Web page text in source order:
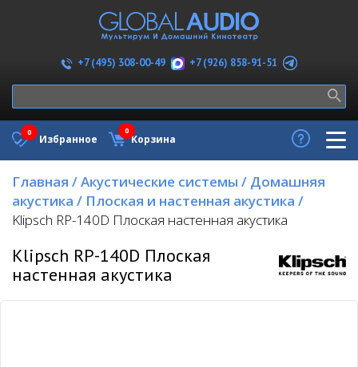
+7 (495) 308-00-49 +7 (926) 858-91-51
Избранное
0
Корзина
0
Главная /Акустические системы / Домашняя
акустика / Плоская и настенная акустика /
Klipsch RP-140D Плоская настенная акустика
Klipsch RP-140D Плоская
настенная акустика